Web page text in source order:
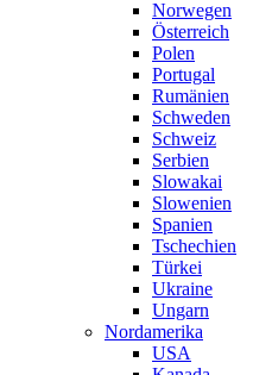
Norwegen
Österreich
Polen
Portugal
Rumänien
Schweden
Schweiz
Serbien
Slowakai
Slowenien
Spanien
Tschechien
Türkei
Ukraine
Ungarn
Nordamerika
USA